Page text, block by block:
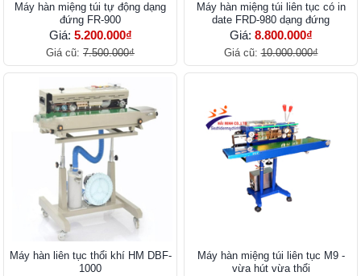
Máy hàn miệng túi tự động dạng
đứng FR-900
Giá: 5.200.000₫
Giá cũ: 7.500.000₫
Máy hàn miệng túi liên tục có in
date FRD-980 dạng đứng
Giá: 8.800.000₫
Giá cũ:10.000.000₫
Máy hàn liên tục thổi khí HM DBF-
1000
Máy hàn miệng túi liên tục M9 -
vừa hút vừa thổi